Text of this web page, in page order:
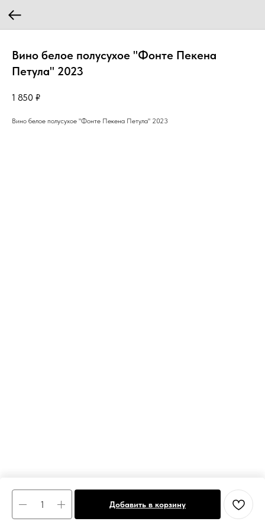
Вино белое полусухое "Фонте Пекена
Петула" 2023
1 850 ₽
Добавить в корзину
Вино белое полусухое "Фонте Пекена Петула" 2023